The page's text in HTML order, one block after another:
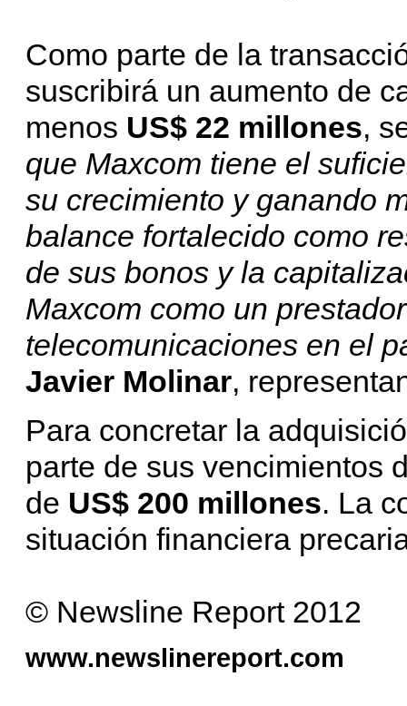
Como parte de la
suscribirá un aumento de
menos US$ 22 millones,
que Maxcom tiene el
su crecimiento y ganando
balance fortalecido como
de sus bonos y la
Maxcom como un
telecomunicaciones en el
Javier Molinar,
Para concretar la
parte de sus vencimientos
de US$ 200 millones. La
situación financiera
© Newsline Report 2012
www.newslinereport.com